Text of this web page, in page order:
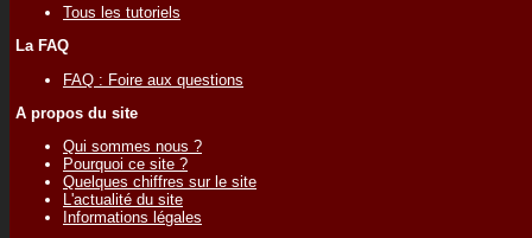
Tous les tutoriels
La FAQ
FAQ : Foire aux questions
A propos du site
Qui sommes nous ?
Pourquoi ce site ?
Quelques chiffres sur le site
L'actualité du site
Informations légales